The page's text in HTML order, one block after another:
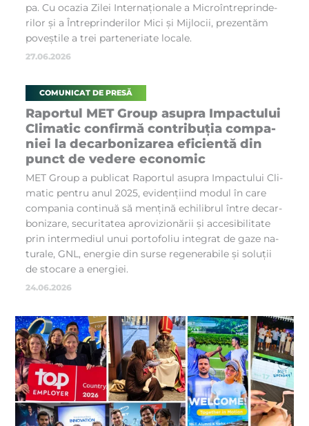
pa. Cu oca­zia Zi­lei In­ter­națio­na­le a Mi­croîn­tre­prin­de­
ri­lor și a În­tre­prin­de­ri­lor Mici și Mij­lo­cii, pre­zen­tăm
po­veș­ti­le a trei par­te­ne­ri­a­te lo­ca­le.
27.06.2026
COMUNICAT DE PRESĂ
Ra­por­tul MET Gro­up asu­pra Im­pac­tu­lui
Cli­ma­tic con­fir­mă con­tri­bu­ția com­pa­
niei la de­car­bo­ni­za­rea efi­cien­tă din
punct de ve­de­re eco­no­mic
MET Gro­up a pu­bli­cat Ra­por­tul asu­pra Im­pac­tu­lui Cli­
ma­tic pen­tru anul 2025, evi­den­ți­ind mo­dul în ca­re
com­pa­nia con­ti­nuă să men­ți­nă echi­li­brul în­tre de­car­
bo­ni­za­re, se­cu­ri­ta­tea apro­vi­zio­nă­rii și ac­ce­si­bi­li­ta­te
prin in­ter­me­di­ul unui por­to­fo­liu in­te­grat de ga­ze na­
tu­ra­le, GNL, ener­gie din sur­se re­ge­ne­ra­bi­le și so­lu­ții
de sto­ca­re a ener­gi­ei.
24.06.2026